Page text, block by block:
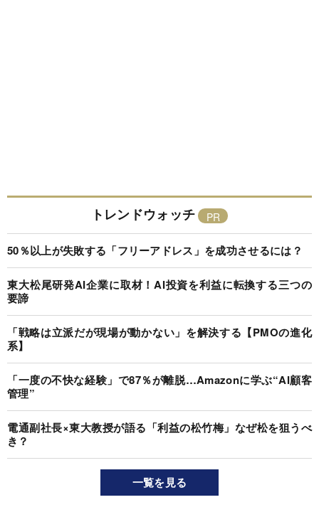
トレンドウォッチ
50％以上が失敗する「フリーアドレス」を成功させるには？
東大松尾研発AI企業に取材！AI投資を利益に転換する三つの
要諦
「戦略は立派だが現場が動かない」を解決する【PMOの進化
系】
「一度の不快な経験」で87％が離脱…Amazonに学ぶ“AI顧客
管理”
電通副社長×東大教授が語る「利益の松竹梅」なぜ松を狙うべ
き？
一覧を見る